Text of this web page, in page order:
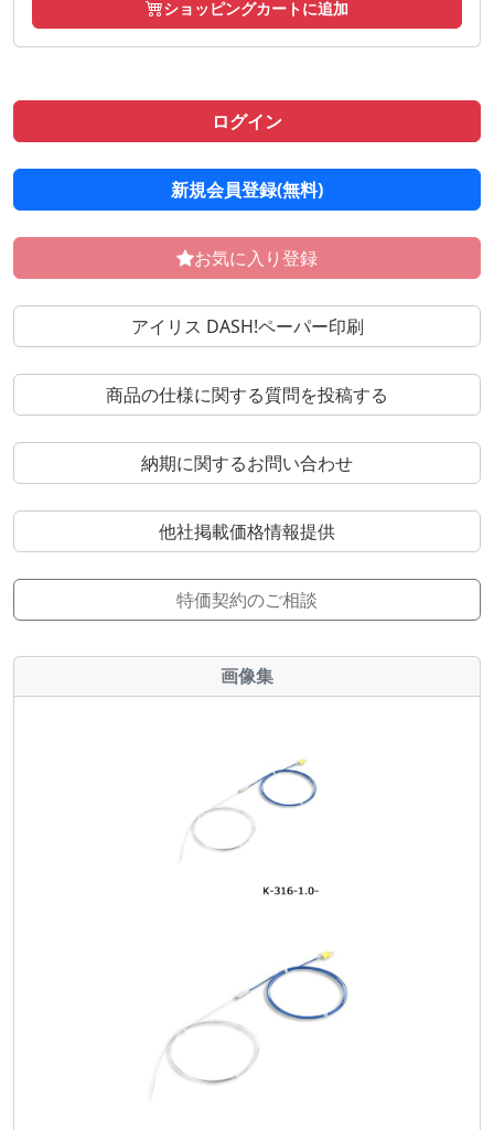
ショッピングカートに追加
ログイン
新規会員登録(無料)
お気に入り登録
アイリス DASH!ペーパー印刷
商品の仕様に関する質問を投稿する
納期に関するお問い合わせ
他社掲載価格情報提供
特価契約のご相談
画像集